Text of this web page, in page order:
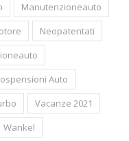
Manutenzioneauto
Neopatentati
Auto
Vacanze 2021
Wankel